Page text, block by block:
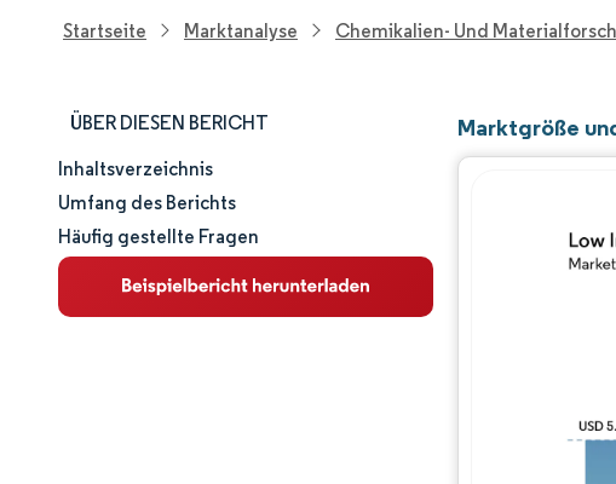
Startseite Marktanalyse Chemikalien- Und
ÜBER DIESEN BERICHT
Marktgröße und -anteil
Marktanalyse
Trends und Einblicke
Inhaltsverzeichnis
Umfang des Berichts
Häufig gestellte Fragen
Marktgröße